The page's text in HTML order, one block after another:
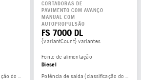
Potência de saída (classificação do fabricante)
CORTADORAS DE
PAVIMENTO COM AVANÇO
MANUAL COM
AUTOPROPULSÃO
FS 7000 DL
{variantCount} variantes
Fonte de alimentação
Diesel
Potência de saída (classificação do fabricante)